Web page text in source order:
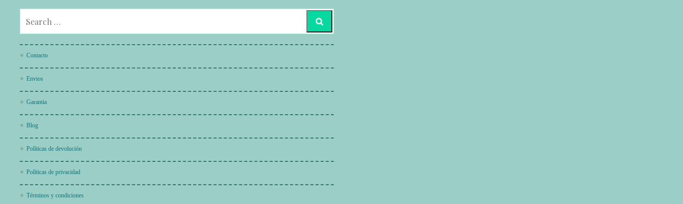
Contacto
Envios
Garantia
Blog
Políticas de devolución
Políticas de privacidad
Términos y condiciones